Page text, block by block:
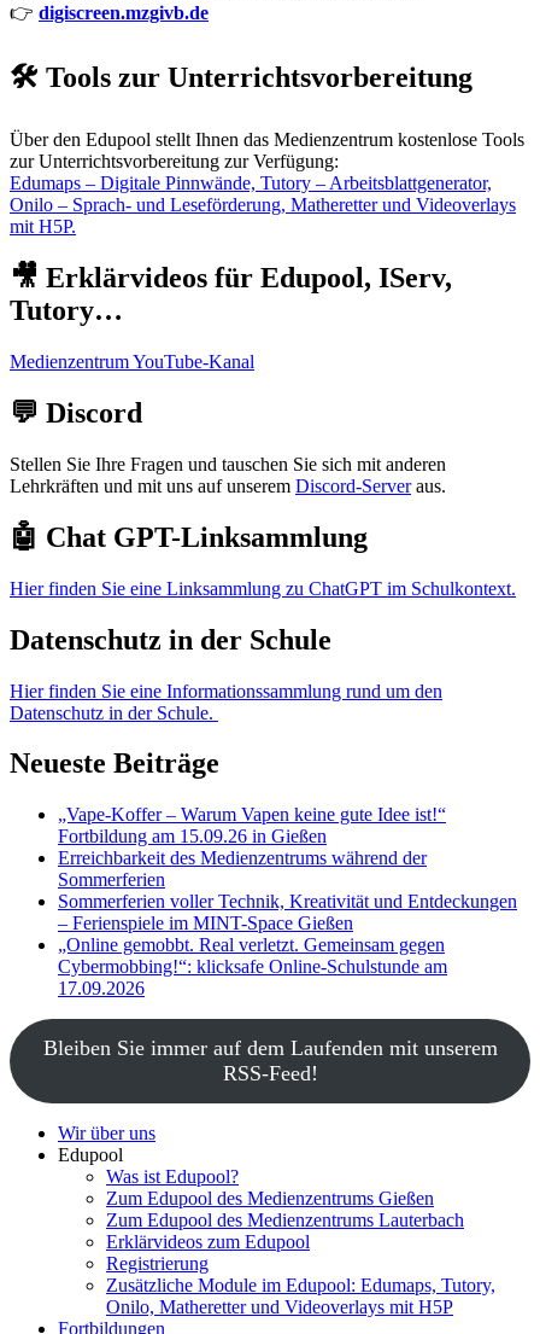
👉 digiscreen.mzgivb.de
🛠️ Tools zur Unterrichtsvorbereitung
Über den Edupool stellt Ihnen das Medienzentrum kostenlose Tools
zur Unterrichtsvorbereitung zur Verfügung:
Edumaps – Digitale Pinnwände, Tutory – Arbeitsblattgenerator,
Onilo – Sprach- und Leseförderung, Matheretter und Videoverlays
mit H5P.
🎥 Erklärvideos für Edupool, IServ,
Tutory…
Medienzentrum YouTube-Kanal
💬 Discord
Stellen Sie Ihre Fragen und tauschen Sie sich mit anderen
Lehrkräften und mit uns auf unserem Discord-Serveraus.
🤖 Chat GPT-Linksammlung
Hier finden Sie eine Linksammlung zu ChatGPT im Schulkontext.
Datenschutz in der Schule
Hier finden Sie eine Informationssammlung rund um den
Datenschutz in der Schule.
Neueste Beiträge
„Vape-Koffer – Warum Vapen keine gute Idee ist!“
Fortbildung am 15.09.26 in Gießen
Erreichbarkeit des Medienzentrums während der
Sommerferien
Sommerferien voller Technik, Kreativität und Entdeckungen
– Ferienspiele im MINT-Space Gießen
„Online gemobbt. Real verletzt. Gemeinsam gegen
Cybermobbing!“: klicksafe Online-Schulstunde am
17.09.2026
Bleiben Sie immer auf dem Laufenden mit unserem
RSS-Feed!
Wir über uns
Edupool
Was ist Edupool?
Zum Edupool des Medienzentrums Gießen
Zum Edupool des Medienzentrums Lauterbach
Erklärvideos zum Edupool
Registrierung
Zusätzliche Module im Edupool: Edumaps, Tutory,
Onilo, Matheretter und Videoverlays mit H5P
Fortbildungen